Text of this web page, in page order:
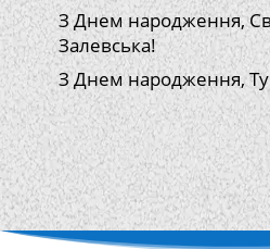
З Днем народження,
Залевська!
З Днем народження,